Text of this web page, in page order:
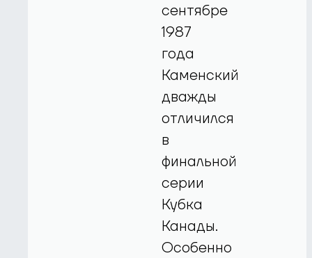
сентябре
1987
года
Каменский
дважды
отличился
в
финальной
серии
Кубка
Канады.
Особенно